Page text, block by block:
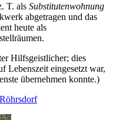
T. als Substitutenwohnung
abgetragen und das
heute als
Hilfsgeistlicher; dies
Lebenszeit eingesetzt war,
übernehmen konnte.)